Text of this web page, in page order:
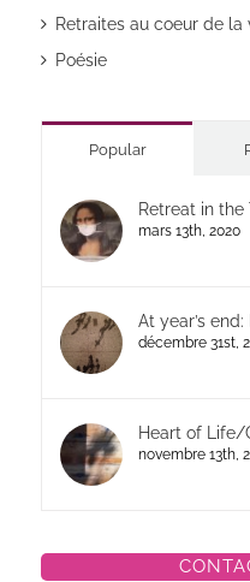
Retraites au coeur de la
Poésie
Popular
Retreat in
mars 13th, 2020
At year’s
décembre 31st,
Heart of Life/
novembre 13th,